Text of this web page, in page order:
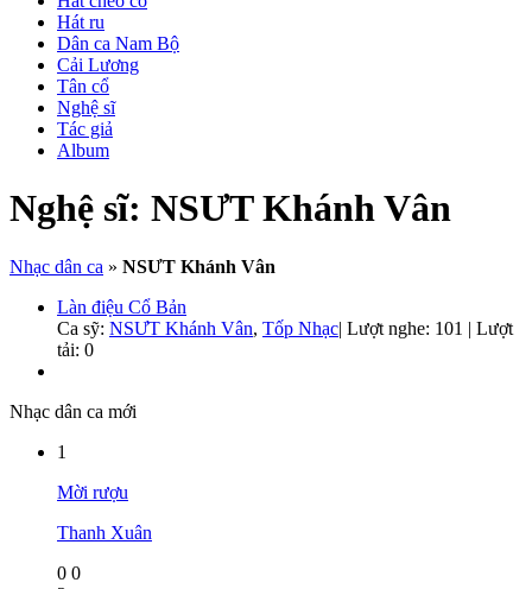
Hát ru
Dân ca Nam Bộ
Cải Lương
Tân cổ
Nghệ sĩ
Tác giả
Album
Nghệ sĩ: NSƯT Khánh Vân
Nhạc dân ca » NSƯT Khánh Vân
Làn điệu Cổ Bản
Ca sỹ: NSƯT Khánh Vân, Tốp Nhạc| Lượt nghe: 101 | Lượt
tải: 0
Nhạc dân ca mới
1
Mời rượu
Thanh Xuân
0 0